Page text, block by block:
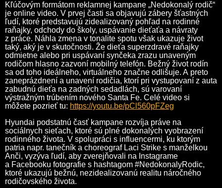
Kľúčovým formátom reklamnej kampane „Nedokonalý rodič“
je online video. V prvej časti sa objavujú zábery šťastných
ľudí, ktoré predstavujú zidealizovaný pohľad na rodinné
raňajky, odchody do školy, uspávanie dieťaťa a návraty
z práce. Náhla zmena v tonalite spotu však ukazuje život
taký, aký je v skutočnosti. Že dieťa superzdravé raňajky
odmietne alebo pri uspávaní synčeka zrazu unaveným
rodičom hlasno zazvoní mobilný telefón. Bežný život rodín
sa od toho ideálneho, virtuálneho značne odlišuje. A preto
zaneprázdnení a unavení rodičia, ktorí pri vystupovaní z auta
zabudnú dieťa na zadných sedadlách, sú varovaní
výstražným trúbením nového Santa Fe. Celé video si
môžete pozrieť tu: https://youtu.be/pCl560pFZeg
Hyundai podstatnú časť kampane rozvíja práve na
sociálnych sieťach, ktoré sú plné dokonalých vyobrazení
rodinného života. V spolupráci s influencermi, ku ktorým
patria napr. tanečník a choreograf Laci Strike s manželkou
Anči, vyzýva ľudí, aby zverejňovali na Instagrame
a Facebooku fotografie s hashtagom #NedokonalyRodic,
ktoré ukazujú bežnú, nezidealizovanú realitu náročného
rodičovského života.